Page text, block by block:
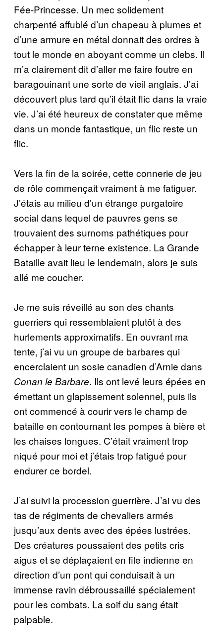
Fée-Princesse. Un mec solidement
charpenté affublé d’un chapeau à plumes et
d’une armure en métal donnait des ordres à
tout le monde en aboyant comme un clebs. Il
m’a clairement dit d’aller me faire foutre en
baragouinant une sorte de vieil anglais. J’ai
découvert plus tard qu’il était flic dans la vraie
vie. J’ai été heureux de constater que même
dans un monde fantastique, un flic reste un
flic.
Vers la fin de la soirée, cette connerie de jeu
de rôle commençait vraiment à me fatiguer.
J’étais au milieu d’un étrange purgatoire
social dans lequel de pauvres gens se
trouvaient des surnoms pathétiques pour
échapper à leur terne existence. La Grande
Bataille avait lieu le lendemain, alors je suis
allé me coucher.
Je me suis réveillé au son des chants
guerriers qui ressemblaient plutôt à des
hurlements approximatifs. En ouvrant ma
tente, j’ai vu un groupe de barbares qui
encerclaient un sosie canadien d’Arnie dans
Conan le Barbare. Ils ont levé leurs épées en
émettant un glapissement solennel, puis ils
ont commencé à courir vers le champ de
bataille en contournant les pompes à bière et
les chaises longues. C’était vraiment trop
niqué pour moi et j’étais trop fatigué pour
endurer ce bordel.
J’ai suivi la procession guerrière. J’ai vu des
tas de régiments de chevaliers armés
jusqu’aux dents avec des épées lustrées.
Des créatures poussaient des petits cris
aigus et se déplaçaient en file indienne en
direction d’un pont qui conduisait à un
immense ravin débroussaillé spécialement
pour les combats. La soif du sang était
palpable.